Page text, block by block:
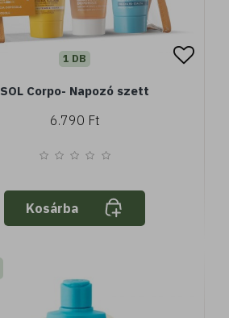
1 DB
SOL Corpo- Napozó szett
6.790 Ft
Kosárba